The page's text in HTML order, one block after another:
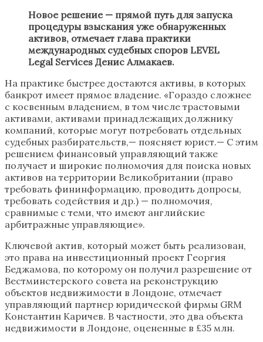
Новое решение — прямой путь для запуска
процедуры взыскания уже обнаруженных
активов, отмечает глава практики
международных судебных споров LEVEL
Legal Services Денис Алмакаев.
На практике быстрее достаются активы, в которых
банкрот имеет прямое владение. «Гораздо сложнее
с косвенным владением, в том числе трастовыми
активами, активами принадлежащих должнику
компаний, которые могут потребовать отдельных
судебных разбирательств,— поясняет юрист.— С этим
решением финансовый управляющий также
получает и широкие полномочия для поиска новых
активов на территории Великобритании (право
требовать фининформацию, проводить допросы,
требовать содействия и др.) — полномочия,
сравнимые с теми, что имеют английские
арбитражные управляющие».
Ключевой актив, который может быть реализован,
это права на инвестиционный проект Георгия
Беджамова, по которому он получил разрешение от
Вестминстерского совета на реконструкцию
объектов недвижимости в Лондоне, отмечает
управляющий партнер юридической фирмы GRM
Константин Каричев. В частности, это два объекта
недвижимости в Лондоне, оцененные в £35 млн.